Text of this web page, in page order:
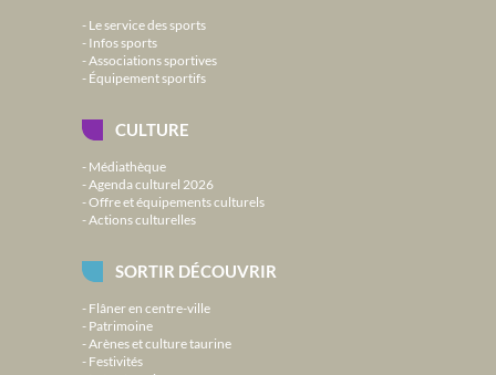
Le service des sports
Infos sports
Associations sportives
Équipement sportifs
CULTURE
Médiathèque
Agenda culturel 2026
Offre et équipements culturels
Actions culturelles
SORTIR DÉCOUVRIR
Flâner en centre-ville
Patrimoine
Arènes et culture taurine
Festivités